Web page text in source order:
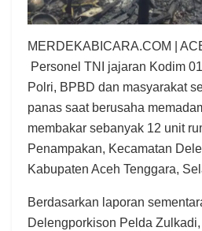
MERDEKABICARA.COM |
Personel TNI jajaran Kodim
Polri, BPBD dan masyarakat
panas saat berusaha
membakar sebanyak 12 unit
Penampakan, Kecamatan
Kabupaten Aceh Tenggara,
Berdasarkan laporan
Delengporkison Pelda